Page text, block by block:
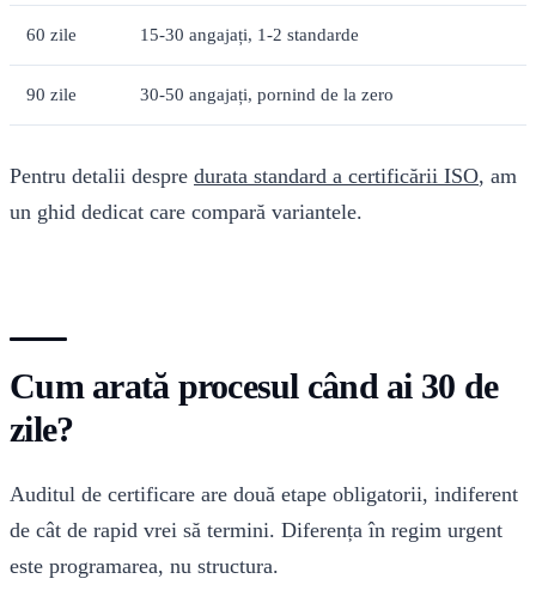
60 zile 15-30 angajați, 1-2 standarde
90 zile 30-50 angajați, pornind de la zero
Pentru detalii despre durata standard a certificării ISO, am
un ghid dedicat care compară variantele.
Cum arată procesul când ai 30 de
zile?
Auditul de certificare are două etape obligatorii, indiferent
de cât de rapid vrei să termini. Diferența în regim urgent
este programarea, nu structura.